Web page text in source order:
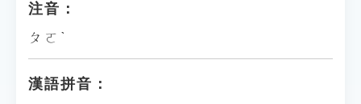
注音：
ㄆㄛˋ
漢語拼音：